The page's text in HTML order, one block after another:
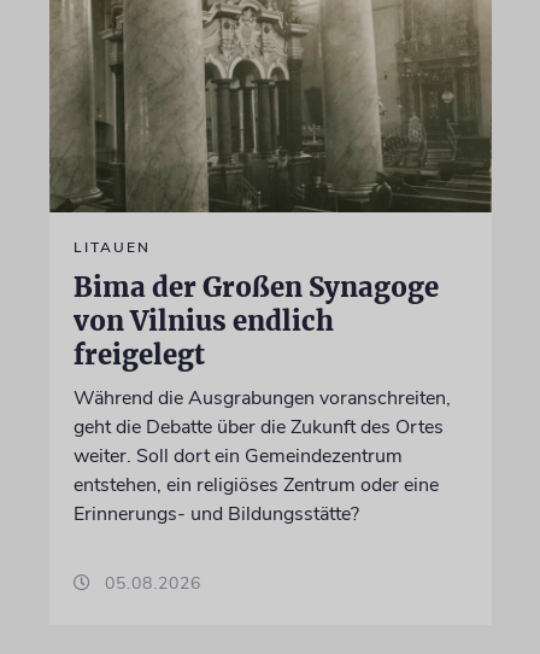
LITAUEN
Bima der Großen Synagoge
von Vilnius endlich
freigelegt
Während die Ausgrabungen voranschreiten,
geht die Debatte über die Zukunft des Ortes
weiter. Soll dort ein Gemeindezentrum
entstehen, ein religiöses Zentrum oder eine
Erinnerungs- und Bildungsstätte?
05.08.2026